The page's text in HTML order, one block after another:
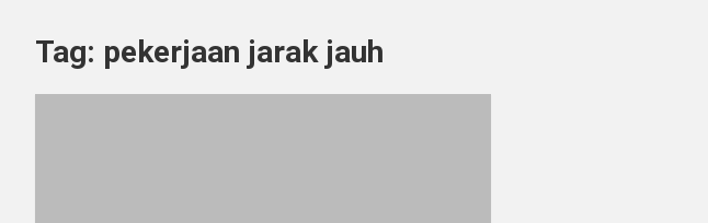
Tag: pekerjaan jarak jauh